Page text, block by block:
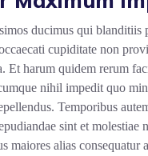
ducimus qui
cupiditate non
harum quidem rerum
nihil impedit quo
Temporibus
sint et
maiores alias consequatur